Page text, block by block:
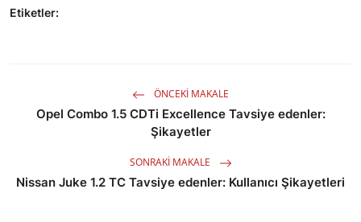
Etiketler:
ÖNCEKI MAKALE
Opel Combo 1.5 CDTi Excellence Tavsiye edenler:
Şikayetler
SONRAKI MAKALE
Nissan Juke 1.2 TC Tavsiye edenler: Kullanıcı Şikayetleri